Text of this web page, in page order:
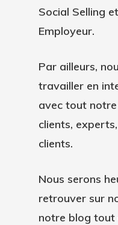
Social Selling
Employeur.
Par ailleurs,
travailler en
avec tout
clients,
clients.
Nous serons
retrouver sur
notre blog tout